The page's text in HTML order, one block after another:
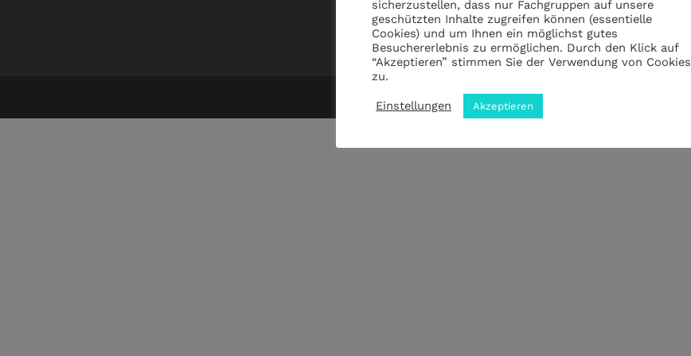
Impressum |Datenschutz|ANB
© 2023 by meZWEI designed by drehbankmedia
sicherzustellen, dass nur Fachgruppen auf unsere
geschützten Inhalte zugreifen können (essentielle
Cookies) und um Ihnen ein möglichst gutes
Besuchererlebnis zu ermöglichen. Durch den Klick auf
“Akzeptieren” stimmen Sie der Verwendung von Cookies
zu.
Einstellungen Akzeptieren